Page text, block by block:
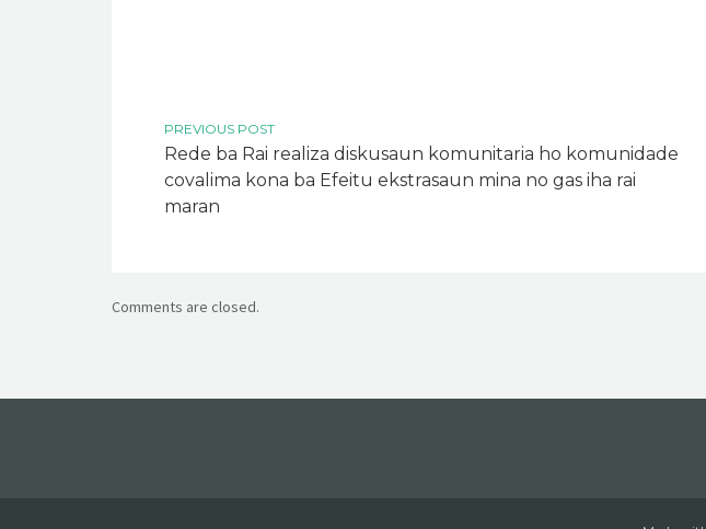
PREVIOUS POST
Rede ba Rai realiza diskusaun komunitaria ho komunidade
covalima kona ba Efeitu ekstrasaun mina no gas iha rai
maran
Comments are closed.